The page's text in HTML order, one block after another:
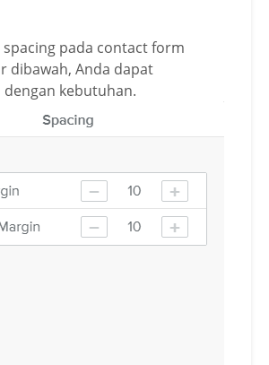
spacing pada contact form
dibawah, Anda dapat
dengan kebutuhan.